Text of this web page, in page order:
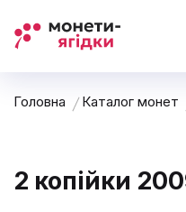
Головна Каталог монет
2 копійки